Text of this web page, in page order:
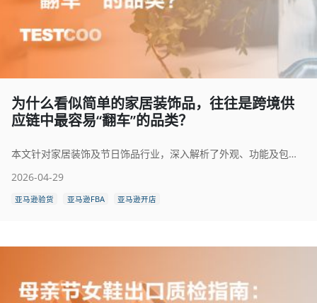
为什么看似简单的家居装饰品，往往是跨境供
应链中最容易“翻车”的品类？
本文针对家居装饰及节日饰品行业，深入解析了外观、功能及包装环节的质检要点，分享了分阶段验货的实战经验，并介绍了如何利用数字化手段提升供应链透明度，帮助品牌方有效规避质量风险。
2026-04-29
亚马逊验货 亚马逊FBA 亚马逊开店